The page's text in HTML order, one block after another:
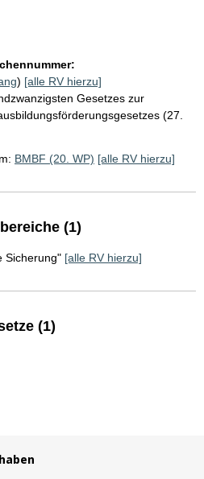
) [alle RV hierzu]
Gesetzes zur
(27.
BMBF (20. WP) [alle RV hierzu]
(1)
Sicherung" [alle RV hierzu]
(1)